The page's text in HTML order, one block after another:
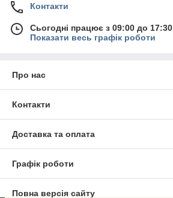
Контакти
Сьогодні працює з 09:00 до 17:30
Показати весь графік роботи
Про нас
Контакти
Доставка та оплата
Графік роботи
Повна версія сайту